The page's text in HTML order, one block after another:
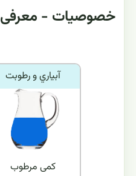
خصوصیات - معرفی
آبياري و رطوبت
کمی مرطوب